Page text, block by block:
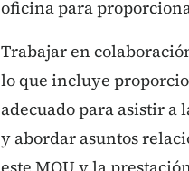
oficina para
Trabajar en
lo que incluye
adecuado para asistir a
y abordar asuntos